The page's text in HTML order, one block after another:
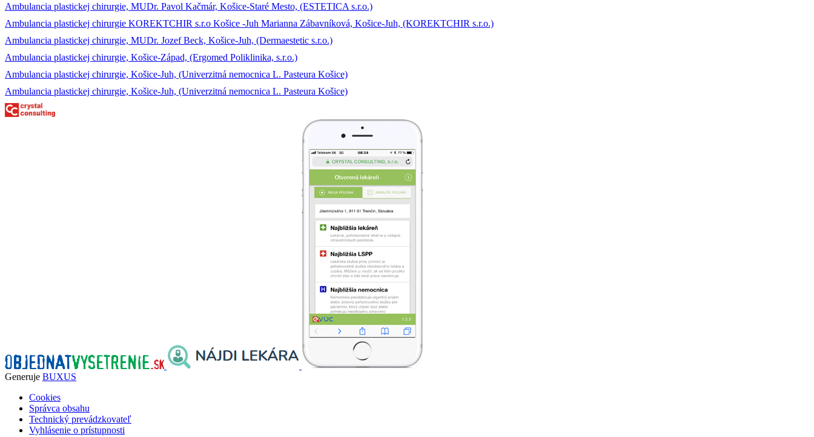
Ambulancia plastickej chirurgie, MUDr. Pavol Kačmár, Košice-Staré Mesto, (ESTETICA s.r.o.)
Ambulancia plastickej chirurgie KOREKTCHIR s.r.o Košice -Juh Marianna Zábavníková, Košice-Juh, (KOREKTCHIR s.r.o.)
Ambulancia plastickej chirurgie, MUDr. Jozef Beck, Košice-Juh, (Dermaestetic s.r.o.)
Ambulancia plastickej chirurgie, Košice-Západ, (Ergomed Poliklinika, s.r.o.)
Ambulancia plastickej chirurgie, Košice-Juh, (Univerzitná nemocnica L. Pasteura Košice)
Ambulancia plastickej chirurgie, Košice-Juh, (Univerzitná nemocnica L. Pasteura Košice)
Generuje BUXUS
Cookies
Správca obsahu
Technický prevádzkovateľ
Vyhlásenie o prístupnosti